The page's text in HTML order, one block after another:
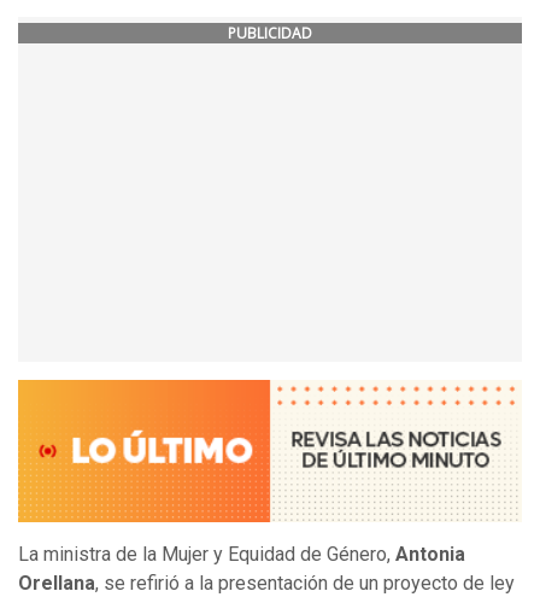
PUBLICIDAD
La ministra de la Mujer y Equidad de Género, Antonia
Orellana, se refirió a la presentación de un proyecto de ley